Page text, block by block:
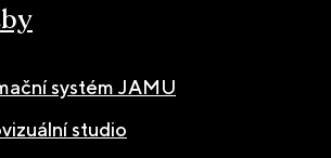
systém JAMU
studio